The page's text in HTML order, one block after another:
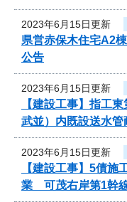
2023年6月15日更新
県営赤保木住宅A2
公告
2023年6月15日更新
【建設工事】指工
武並）内既設送水管
2023年6月15日更新
【建設工事】5債施
業 可茂右岸第1幹